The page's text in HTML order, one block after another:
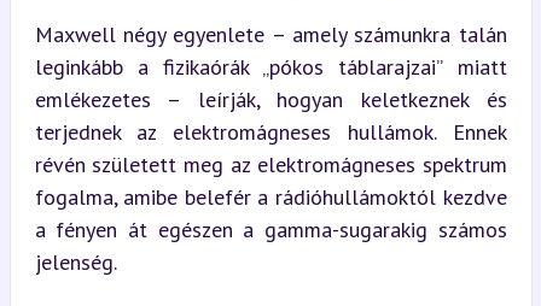
Maxwell négy egyenlete – amely számunkra talán
leginkább a fizikaórák „pókos táblarajzai” miatt
emlékezetes – leírják, hogyan keletkeznek és
terjednek az elektromágneses hullámok. Ennek
révén született meg az elektromágneses spektrum
fogalma, amibe belefér a rádióhullámoktól kezdve
a fényen át egészen a gamma-sugarakig számos
jelenség.